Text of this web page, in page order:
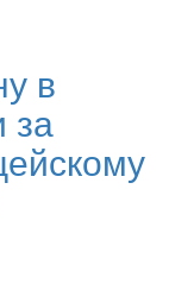
в
за